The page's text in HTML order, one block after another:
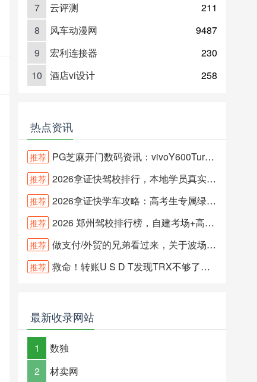
7
云评测
211
8
风车动漫网
9487
9
宏利连接器
230
10
酒店vi设计 258
热点资讯
推荐 PG芝麻开门数码资讯：vivoY600Turbo开启高性价比新体验
推荐 2026拿证快驾校排行，本地学员真实反馈揭秘！
推荐 2026拿证快学车攻略：高考生专属绿色通道说实话
推荐 2026 郑州驾校排行榜，自建考场+高通过率机构汇总
推荐 做支付/外贸的兄弟看过来，关于波场能量池不稳定的坑，我帮你们踩过
推荐 救命！转账U S D T发现TRX不够了怎么办？
最新收录网站
1
数独
2
材卖网